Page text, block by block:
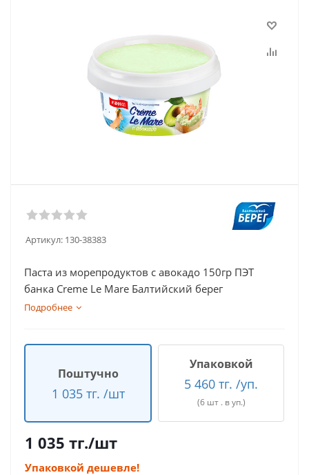
Артикул: 130-38383
Паста из морепродуктов с авокадо 150гр ПЭТ
банка Creme Le Mare Балтийский берег
Подробнее
Поштучно
1 035 тг. /шт
Упаковкой
5 460 тг. /уп.
(6 шт . в уп.)
1 035 тг./шт
Упаковкой дешевле!